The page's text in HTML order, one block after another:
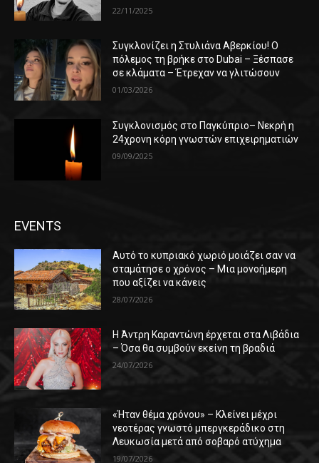
22/11/2025
Συγκλονίζει η Στυλιάνα Αβερκίου! Ο
πόλεμος τη βρήκε στο Dubai – Ξέσπασε
σε κλάματα – Έτρεχαν να γλιτώσουν
01/03/2026
Συγκλονισμός στο Παγκύπριο– Νεκρή η
24χρονη κόρη γνωστών επιχειρηματιών
09/09/2025
EVENTS
Αυτό το κυπριακό χωριό μοιάζει σαν να
σταμάτησε ο χρόνος – Μια μονοήμερη
που αξίζει να κάνεις
28/07/2026
Η Άντρη Καραντώνη έρχεται στα Λιβάδια
– Όσα θα συμβούν εκείνη τη βραδιά
24/07/2026
«Ήταν θέμα χρόνου» – Κλείνει μέχρι
νεοτέρας γνωστό μπεργκεράδικο στη
Λευκωσία μετά από σοβαρό ατύχημα
19/07/2026